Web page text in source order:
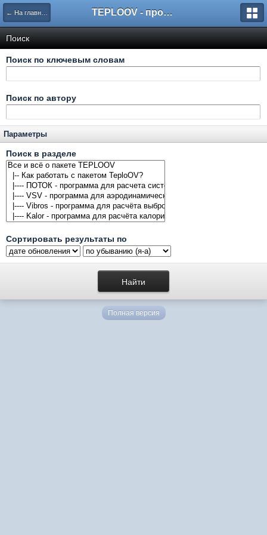
← На главную TEPLOOV - программный комплекс для расчёта систем отопления и вентиляции
Поиск
Поиск по ключевым словам
Поиск по автору
Параметры
Поиск в разделе
Сортировать результаты по
Полная версия